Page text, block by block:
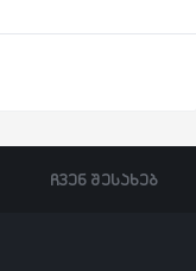
ჩვენ შესახებ